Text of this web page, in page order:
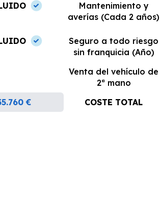
Mantenimiento y
averías (Cada 2 años)
Seguro a todo riesgo
sin franquicia (Año)
Venta del vehículo de
2ª mano
€ COSTE TOTAL